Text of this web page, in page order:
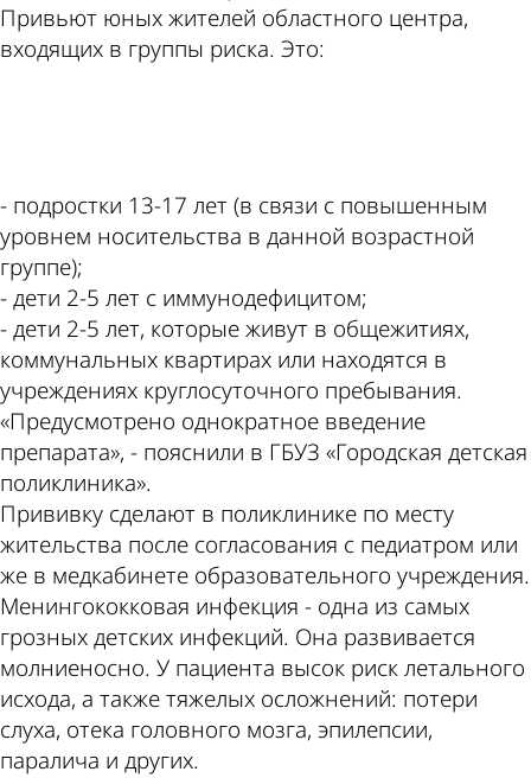
Привьют юных жителей областного центра,
входящих в группы риска. Это:
- подростки 13-17 лет (в связи с повышенным
уровнем носительства в данной возрастной
группе);
- дети 2-5 лет с иммунодефицитом;
- дети 2-5 лет, которые живут в общежитиях,
коммунальных квартирах или находятся в
учреждениях круглосуточного пребывания.
«Предусмотрено однократное введение
препарата», - пояснили в ГБУЗ «Городская детская
поликлиника».
Прививку сделают в поликлинике по месту
жительства после согласования с педиатром или
же в медкабинете образовательного учреждения.
Менингококковая инфекция - одна из самых
грозных детских инфекций. Она развивается
молниеносно. У пациента высок риск летального
исхода, а также тяжелых осложнений: потери
слуха, отека головного мозга, эпилепсии,
паралича и других.